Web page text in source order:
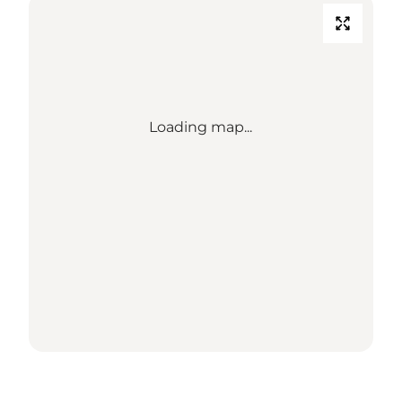
Loading map...